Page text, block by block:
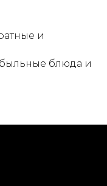
и
блюда и